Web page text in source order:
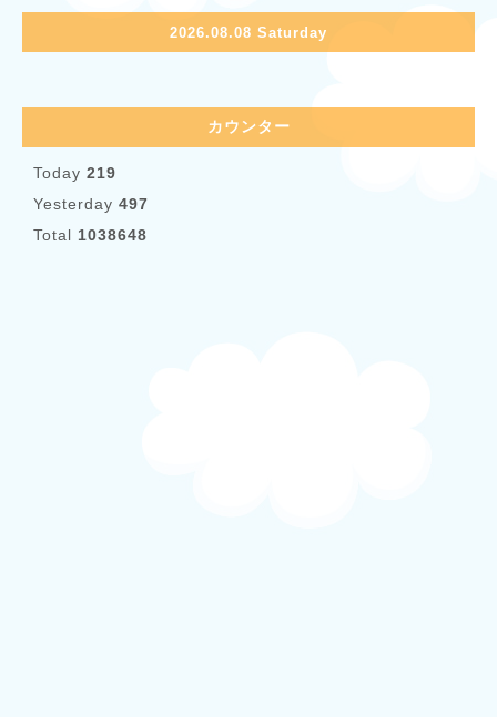
2026.08.08 Saturday
カウンター
Today 219
Yesterday 497
Total 1038648